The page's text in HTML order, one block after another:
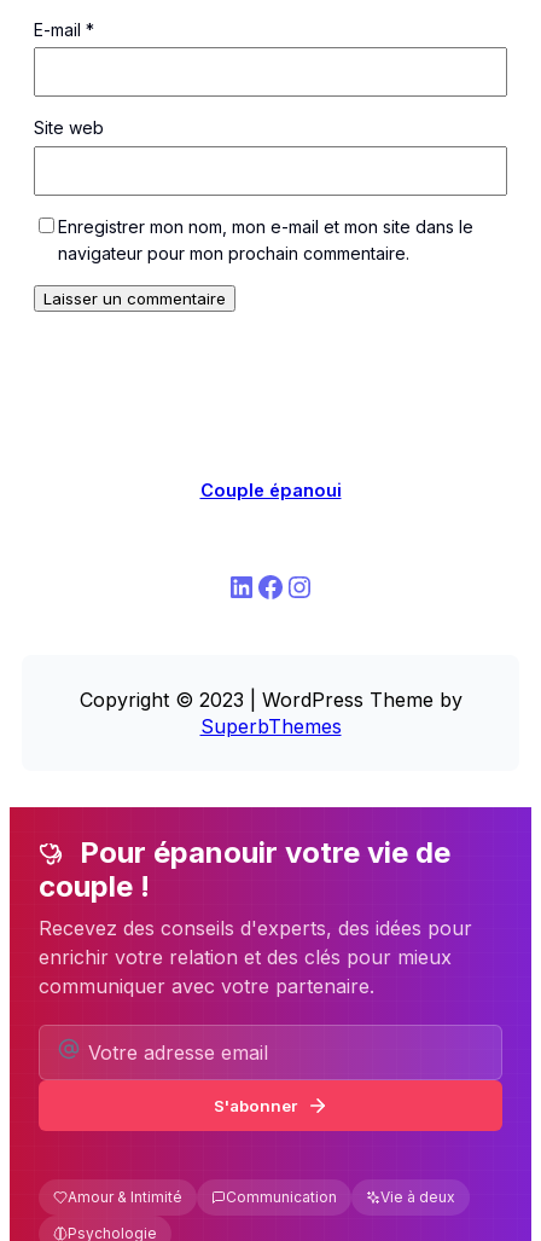
E-mail *
Site web
Enregistrer mon nom, mon e-mail et mon site dans le
navigateur pour mon prochain commentaire.
Couple épanoui
LinkedIn Facebook Instagram
Copyright © 2023 | WordPress Theme by
SuperbThemes
Pour épanouir votre vie de
couple !
Recevez des conseils d'experts, des idées pour
enrichir votre relation et des clés pour mieux
communiquer avec votre partenaire.
S'abonner
Amour & Intimité Communication
Vie à deux
Psychologie